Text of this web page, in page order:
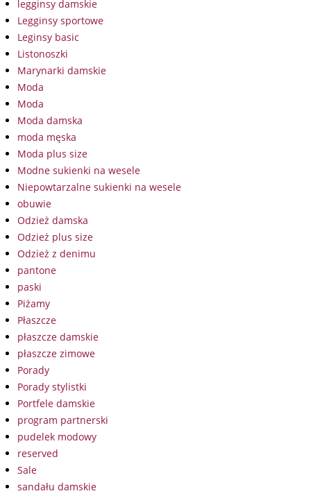
legginsy damskie
Legginsy sportowe
Leginsy basic
Listonoszki
Marynarki damskie
Moda
Moda
Moda damska
moda męska
Moda plus size
Modne sukienki na wesele
Niepowtarzalne sukienki na wesele
obuwie
Odzież damska
Odzież plus size
Odzież z denimu
pantone
paski
Piżamy
Płaszcze
płaszcze damskie
płaszcze zimowe
Porady
Porady stylistki
Portfele damskie
program partnerski
pudelek modowy
reserved
Sale
sandału damskie